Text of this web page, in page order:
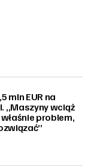
mln EUR na
„Maszyny wciąż
problem,